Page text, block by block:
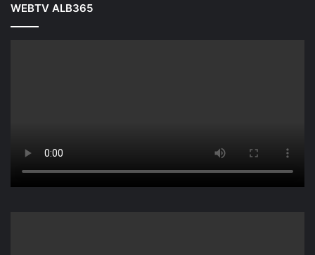
WEBTV ALB365